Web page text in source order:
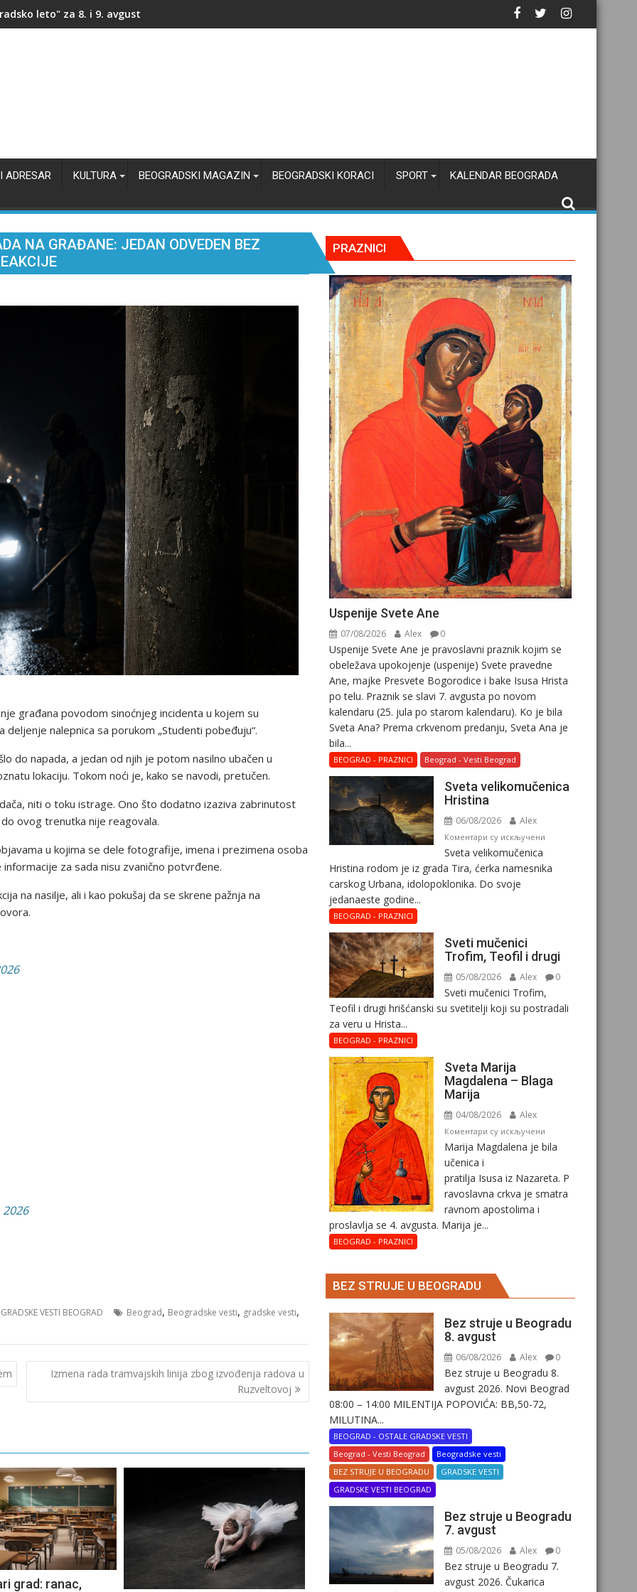
Svete Ane
ADRESAR KULTURA BEOGRADSKI MAGAZIN BEOGRADSKI KORACI SPORT KALENDAR BEOGRADA
NA GRAĐANE: JEDAN ODVEDEN BEZ
građana povodom sinoćnjeg incidenta u kojem su
nalepnica sa porukom „Studenti pobeđuju“.
do napada, a jedan od njih je potom nasilno ubačen u
lokaciju. Tokom noći je, kako se navodi, pretučen.
niti o toku istrage. Ono što dodatno izaziva zabrinutost
ovog trenutka nije reagovala.
u kojima se dele fotografije, imena i prezimena osoba
za sada nisu zvanično potvrđene.
na nasilje, ali i kao pokušaj da se skrene pažnja na
GRADSKE VESTI BEOGRAD Beograd, Beogradske vesti, gradske vesti,
Izmena rada tramvajskih linija zbog izvođenja radova u
Ruzveltovoj
grad: ranac,
PRAZNICI
Uspenije Svete Ane
07/08/2026 Alex 0
Uspenije Svete Ane je pravoslavni praznik kojim se
obeležava upokojenje (uspenije) Svete pravedne
Ane, majke Presvete Bogorodice i bake Isusa Hrista
po telu. Praznik se slavi 7. avgusta po novom
kalendaru (25. jula po starom kalendaru). Ko je bila
Sveta Ana? Prema crkvenom predanju, Sveta Ana je
bila...
BEOGRAD - PRAZNICI Beograd - Vesti Beograd
Svеta vеlikоmučеnica
Hristina
06/08/2026 Alex
Коментари су искљученина
vеlikоmučеnica
Svеta vеlikоmučеnica
Hristina rodom je iz grada Tira, ćerka namesnika
carskog Urbana, idolopoklonika. Dо svоје
јеdanaеstе gоdinе...
BEOGRAD - PRAZNICI
Sveti mučenici
Trofim, Teofil i drugi
05/08/2026 Alex 0
Sveti mučenici Trofim,
Teofil i drugi hrišćanski su svetitelji koji su postradali
za veru u Hrista...
BEOGRAD - PRAZNICI
Sveta Marija
Magdalena – Blaga
Marija
04/08/2026 Alex
Коментари су искљученина
Sveta
Magdalena
–
Marija Magdalena je bila
učenica i
pratilja Isusa iz Nazareta. P
ravoslavna crkva je smatra
ravnom apostolima i
proslavlja se 4. avgusta. Marija je...
BEOGRAD - PRAZNICI
BEZ STRUJE U BEOGRADU
Bez struje u Beogradu
8. avgust
06/08/2026 Alex 0
Bez struje u Beogradu 8.
avgust 2026. Novi Beograd
08:00 – 14:00 MILENTIJA POPOVIĆA: BB,50-72,
MILUTINA...
BEOGRAD - OSTALE GRADSKE VESTI
Beograd - Vesti Beograd
Beogradske vesti
BEZ STRUJE U BEOGRADU
GRADSKE VESTI
GRADSKE VESTI BEOGRAD
Bez struje u Beogradu
7. avgust
05/08/2026 Alex 0
Bez struje u Beogradu 7.
avgust 2026. Čukarica